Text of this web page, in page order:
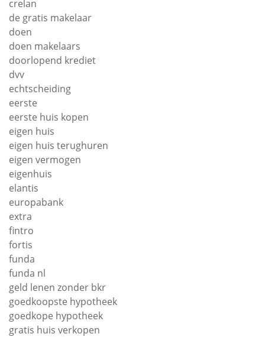
crelan
de gratis makelaar
doen
doen makelaars
doorlopend krediet
dvv
echtscheiding
eerste
eerste huis kopen
eigen huis
eigen huis terughuren
eigen vermogen
eigenhuis
elantis
europabank
extra
fintro
fortis
funda
funda nl
geld lenen zonder bkr
goedkoopste hypotheek
goedkope hypotheek
gratis huis verkopen